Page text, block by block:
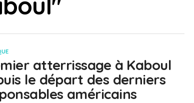
atterrissage à Kaboul
le départ des derniers
américains